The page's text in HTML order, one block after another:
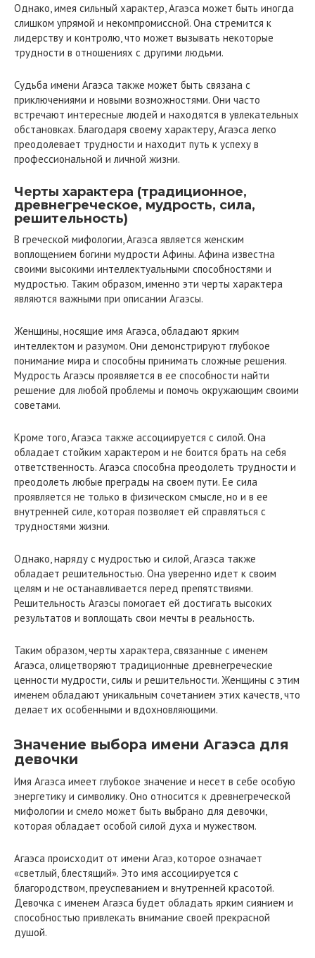
Однако, имея сильный характер, Агаэса может быть иногда
слишком упрямой и некомпромиссной. Она стремится к
лидерству и контролю, что может вызывать некоторые
трудности в отношениях с другими людьми.
Судьба имени Агаэса также может быть связана с
приключениями и новыми возможностями. Они часто
встречают интересные людей и находятся в увлекательных
обстановках. Благодаря своему характеру, Агаэса легко
преодолевает трудности и находит путь к успеху в
профессиональной и личной жизни.
Черты характера (традиционное,
древнегреческое, мудрость, сила,
решительность)
В греческой мифологии, Агаэса является женским
воплощением богини мудрости Афины. Афина известна
своими высокими интеллектуальными способностями и
мудростью. Таким образом, именно эти черты характера
являются важными при описании Агаэсы.
Женщины, носящие имя Агаэса, обладают ярким
интеллектом и разумом. Они демонстрируют глубокое
понимание мира и способны принимать сложные решения.
Мудрость Агаэсы проявляется в ее способности найти
решение для любой проблемы и помочь окружающим своими
советами.
Кроме того, Агаэса также ассоциируется с силой. Она
обладает стойким характером и не боится брать на себя
ответственность. Агаэса способна преодолеть трудности и
преодолеть любые преграды на своем пути. Ее сила
проявляется не только в физическом смысле, но и в ее
внутренней силе, которая позволяет ей справляться с
трудностями жизни.
Однако, наряду с мудростью и силой, Агаэса также
обладает решительностью. Она уверенно идет к своим
целям и не останавливается перед препятствиями.
Решительность Агаэсы помогает ей достигать высоких
результатов и воплощать свои мечты в реальность.
Таким образом, черты характера, связанные с именем
Агаэса, олицетворяют традиционные древнегреческие
ценности мудрости, силы и решительности. Женщины с этим
именем обладают уникальным сочетанием этих качеств, что
делает их особенными и вдохновляющими.
Значение выбора имени Агаэса для
девочки
Имя Агаэса имеет глубокое значение и несет в себе особую
энергетику и символику. Оно относится к древнегреческой
мифологии и смело может быть выбрано для девочки,
которая обладает особой силой духа и мужеством.
Агаэса происходит от имени Агаэ, которое означает
«светлый, блестящий». Это имя ассоциируется с
благородством, преуспеванием и внутренней красотой.
Девочка с именем Агаэса будет обладать ярким сиянием и
способностью привлекать внимание своей прекрасной
душой.